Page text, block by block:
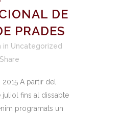
DE
PRADES
in Uncategorized
Share
2015 A partir del
juliol fins al dissabte
programats un